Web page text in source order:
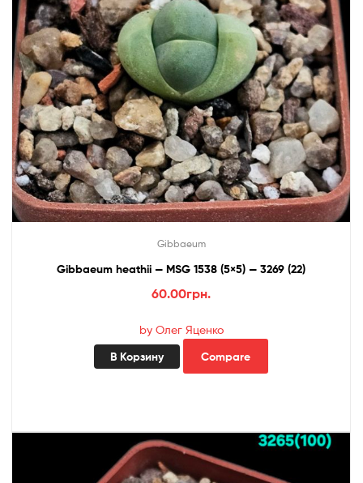
Gibbaeum
Gibbaeum heathii — MSG 1538 (5×5) — 3269 (22)
60.00грн.
by Олег Яценко
В Корзину Compare